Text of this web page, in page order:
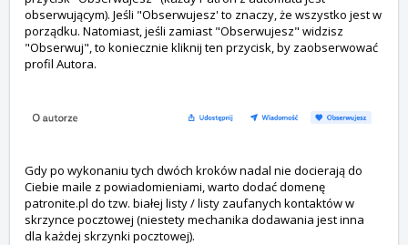
obserwującym). Jeśli "Obserwujesz' to znaczy, że wszystko jest w
porządku. Natomiast, jeśli zamiast "Obserwujesz" widzisz
"Obserwuj", to koniecznie kliknij ten przycisk, by zaobserwować
profil Autora.
Gdy po wykonaniu tych dwóch kroków nadal nie docierają do
Ciebie maile z powiadomieniami, warto dodać domenę
patronite.pl do tzw. białej listy / listy zaufanych kontaktów w
skrzynce pocztowej (niestety mechanika dodawania jest inna
dla każdej skrzynki pocztowej).